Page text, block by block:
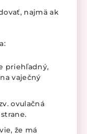
najmä ak
priehľadný,
vaječný
ovulačná
že má